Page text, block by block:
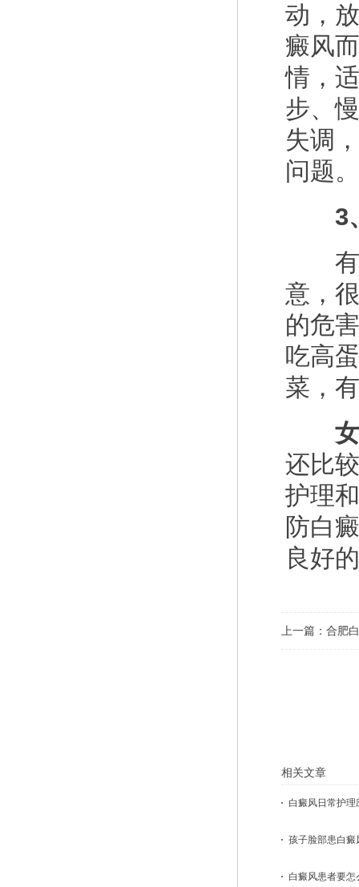
动，
癜风
情，
步、
失调
问题。
3、
有许
意，
的危
吃高
菜，
还比
护理
防白
良好
上一篇： 合肥
相关文章
白癜风日常护理
孩子脸部患白癜
白癜风患者要怎